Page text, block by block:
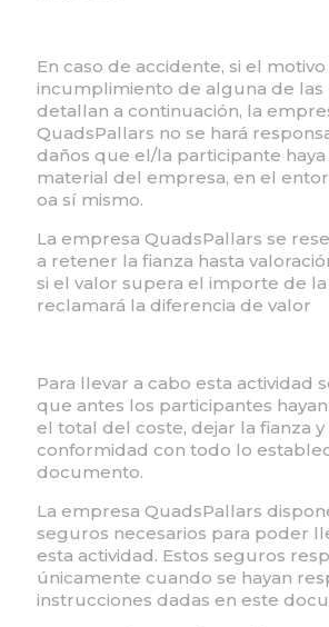
En caso de accidente, si el
incumplimiento de alguna de las
detallan a continuación, la
QuadsPallars no se hará
daños que el/la participante haya
material del empresa, en el
oa sí mismo.
La empresa QuadsPallars se
a retener la fianza hasta
si el valor supera el importe de la
reclamará la diferencia de valor
Para llevar a cabo esta actividad
que antes los participantes
el total del coste, dejar la fianza
conformidad con todo lo
documento.
La empresa QuadsPallars
seguros necesarios para poder
esta actividad. Estos seguros
únicamente cuando se hayan
instrucciones dadas en este